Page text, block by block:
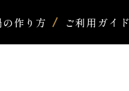
の作り方 ご利用ガイド